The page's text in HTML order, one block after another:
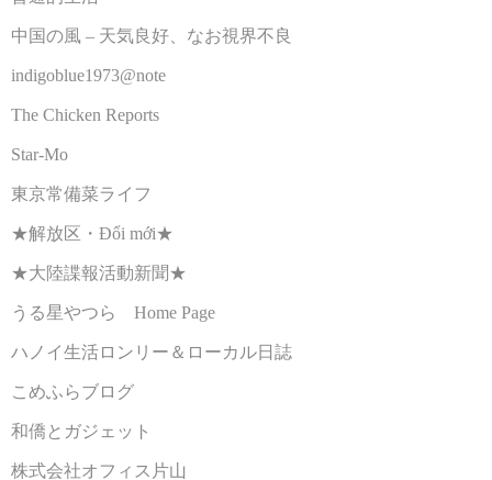
中国の風 – 天気良好、なお視界不良
indigoblue1973@note
The Chicken Reports
Star-Mo
東京常備菜ライフ
★解放区・Đổi mới★
★大陸諜報活動新聞★
うる星やつら Home Page
ハノイ生活ロンリー＆ローカル日誌
こめふらブログ
和僑とガジェット
株式会社オフィス片山